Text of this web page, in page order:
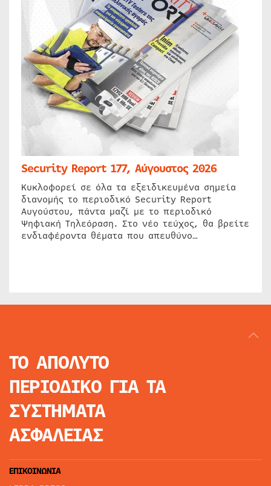
Security Report 177, Αύγουστος 2026
Κυκλοφορεί σε όλα τα εξειδικευμένα σημεία
διανομής το περιοδικό Security Report
Αυγούστου, πάντα μαζί με το περιοδικό
Ψηφιακή Τηλεόραση. Στο νέο τεύχος, θα βρείτε
ενδιαφέροντα θέματα που απευθύνο…
ΤΟ ΑΠΟΛΥΤΟ
ΠΕΡΙΟΔΙΚΟ ΓΙΑ ΤΑ
ΣΥΣΤΗΜΑΤΑ
ΑΣΦΑΛΕΙΑΣ
ΕΠΙΚΟΙΝΩΝΙΑ